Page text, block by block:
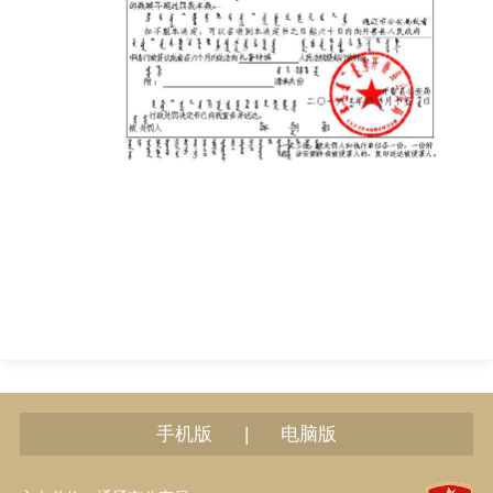
手机版 | 电脑版